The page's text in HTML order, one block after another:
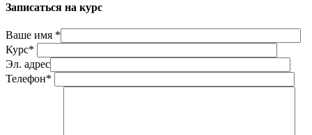
Записаться на курс
Ваше имя *
Курс*
Эл. адрес
Телефон*